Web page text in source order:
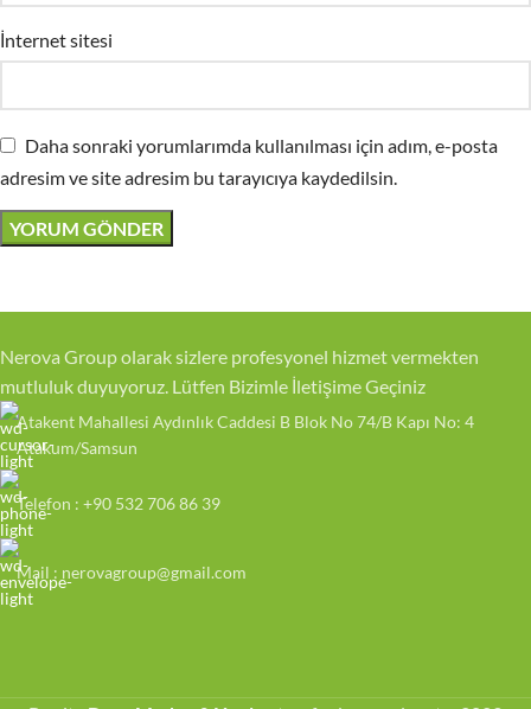
İnternet sitesi
Daha sonraki yorumlarımda kullanılması için adım, e-posta
adresim ve site adresim bu tarayıcıya kaydedilsin.
Nerova Group olarak sizlere profesyonel hizmet vermekten
mutluluk duyuyoruz. Lütfen Bizimle İletişime Geçiniz
Atakent Mahallesi Aydınlık Caddesi B Blok No 74/B Kapı No: 4
Atakum/Samsun
Telefon : +90 532 706 86 39
Mail : nerovagroup@gmail.com